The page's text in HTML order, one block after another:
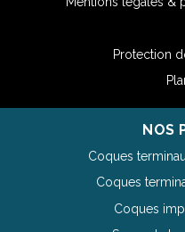
NOS
Coques
Coques
Coques
Protection